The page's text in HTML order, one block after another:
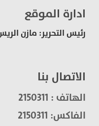
ادارة الموقع
رئيس التحرير: مازن الريس
الاتصال بنا
الهاتف : 2150311
الفاكس: 2150311